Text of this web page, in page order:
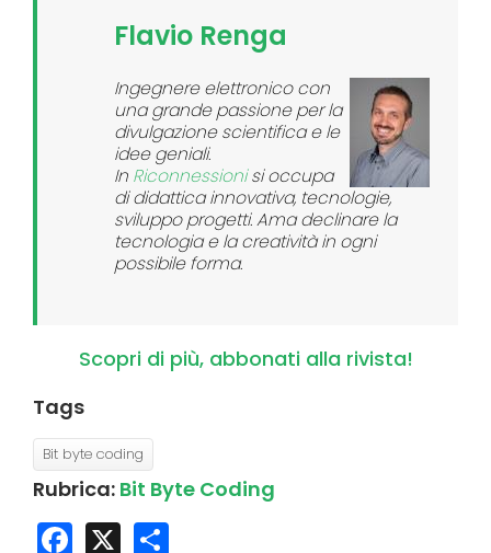
Flavio Renga
Ingegnere elettronico con
una grande passione per la
divulgazione scientifica e le
idee geniali.
In Riconnessionisi occupa
di didattica innovativa, tecnologie,
sviluppo progetti. Ama declinare la
tecnologia e la creatività in ogni
possibile forma.
Scopri di più, abbonati alla rivista!
Tags
Bit byte coding
Rubrica: Bit Byte Coding
Facebook
X